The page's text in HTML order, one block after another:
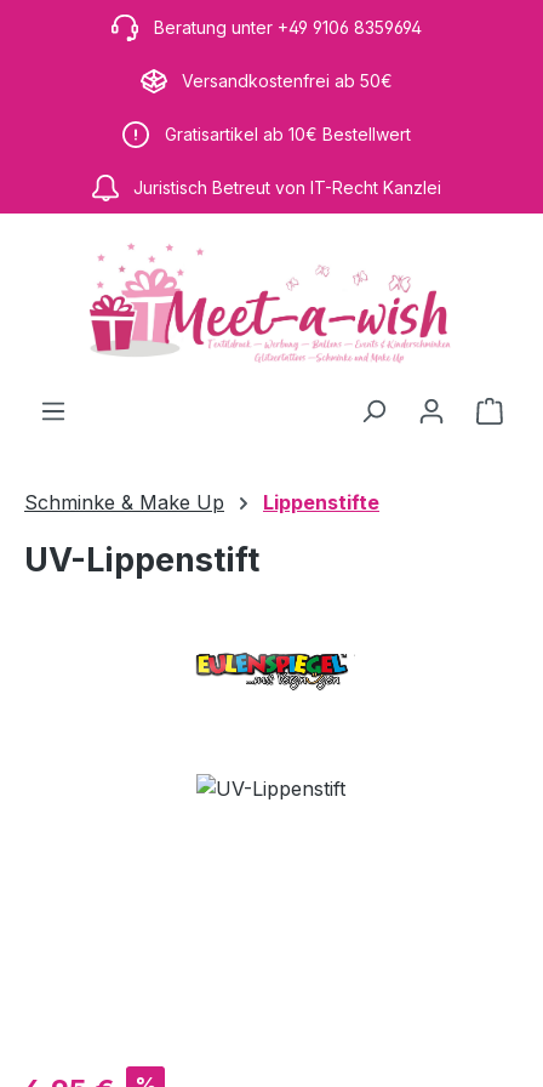
Zum Hauptinhalt springenBeratung unter +49 9106 8359694
Versandkostenfrei ab 50€
Gratisartikel ab 10€ Bestellwert
Juristisch Betreut von IT-Recht Kanzlei
Schminke & Make Up Lippenstifte
UV-Lippenstift
Bildergalerie überspringen
Verkaufspreis: